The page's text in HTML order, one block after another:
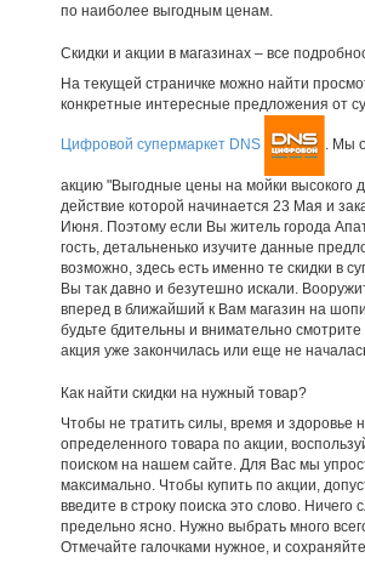
по наиболее выгодным ценам.
Скидки и акции в магазинах – все
На текущей страничке можно найти
конкретные интересные предложения от
Цифровой супермаркет DNS . Мы
акцию "Выгодные цены на мойки высокого
действие которой начинается 23 Мая и
Июня. Поэтому если Вы житель города
гость, детальненько изучите данные
возможно, здесь есть именно те скидки в
Вы так давно и безутешно искали.
вперед в ближайший к Вам магазин на
будьте бдительны и внимательно смотрите
акция уже закончилась или еще не
Как найти скидки на нужный товар?
Чтобы не тратить силы, время и здоровье
определенного товара по акции,
поиском на нашем сайте. Для Вас мы
максимально. Чтобы купить по акции,
введите в строку поиска это слово. Ничего
предельно ясно. Нужно выбрать много
Отмечайте галочками нужное, и